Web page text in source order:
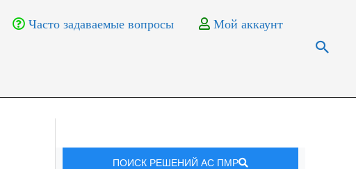
Часто задаваемые вопросы Мой аккаунт
ПОИСК РЕШЕНИЙ АС ПМР